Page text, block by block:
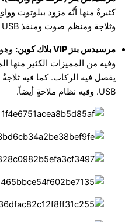
كثيرةٌ منها أنَّه مزود ببلوتوث
وثلاجة ومنظم صوت ومنفذ USB وفيه أيضاً مرحاضٌ ومطبخ.
مرسيدس بنز VIP بلاك كوين:
وفيه من المميزات الكثير منها
يفصل فيه الركاب. كما فيه
USB. وفيه نظام ملاحةٍ أيضاً.